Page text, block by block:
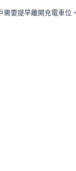
需要提早離開充電車位